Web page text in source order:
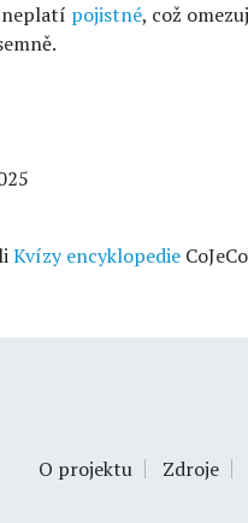
neplatí pojistné, což
Kvízy encyklopedie
O projektu Zdroje